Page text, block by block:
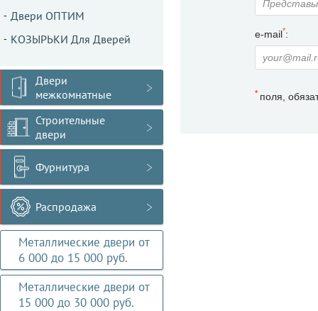
Двери ОПТИМ
КОЗЫРЬКИ Для Дверей
Двери
межкомнатные
Строительные
двери
Фурнитура
Распродажа
Металлические двери от
6 000 до 15 000 руб.
Металлические двери от
15 000 до 30 000 руб.
e-mail*:
* поля,